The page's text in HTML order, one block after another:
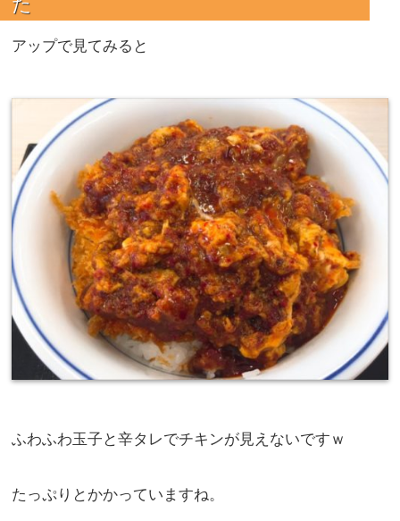
アップで見てみると
ふわふわ玉子と辛タレでチキンが見えないですｗ
たっぷりとかかっていますね。